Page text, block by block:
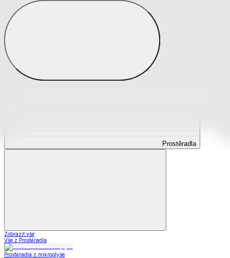
Prostěradla
Prostěradla
Zobrazit vše
Vše z Prostěradla
Prostěradla z mikroplyše